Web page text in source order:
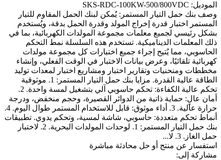
الموديل: SKS-RDC-100KW-500/800VDC
وصف بنك حمل التيار المستمر: يُمكن لبنك الحمل المقاوم للتيار
المستمر اختبار قدرة إخراج المولد وقدرة الحمل بدقة، ويُستخدم
بشكل رئيسي لجميع معلمات مجموعة المولدات الكهربائية، بما في
ذلك المعلمات الديناميكية. تستخدم هذه السلسلة نمط التحكم
الحاسوبي، مما يُتيح إجراء جميع اختبارات كل مجموعة مولدات
كهربائية تلقائيًا، وعرض بيانات الاختبار في الوقت الفعلي، وإنشاء
مخططات ومنحنيات وتقارير اختبار ومشاريع اختبار لمعدات توليد
الطاقة عالية القدرة. مزايا بنك حمل التيار المستمر: 1. موثوقية
تحكم عالية الكفاءة: تحكم حاسوبي آلي بتشغيل لمسة واحدة. 2.
أمان عالٍ: حماية ذاتية من الدوائر القصيرة، وحجم منخفض، ودرجة
حرارة عالية. 3. أداء موثوق: قابل للاستخدام المستمر طوال اليوم. 4.
أنماط تحكم متعددة: حاسوبي، شاشة لمسية، وتحكم يدوي. تطبيقات
بنك حمل التيار المستمر: 1. لوحدات المولدات البحرية. 2. لاختبار
حمل الغاز. 3. لا...
استفسار عن منتج أو حل محادثة مباشرة
مشاركة إلى: